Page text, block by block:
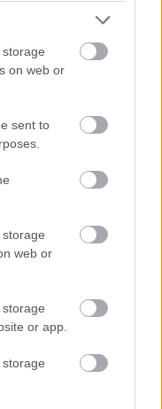
on web or
sent to
web or
or app.
της
ομάδες τις
(σκληρή) γόμες
μαλακές γόμες
ωστόσο, λόγω
δύσκολα θα